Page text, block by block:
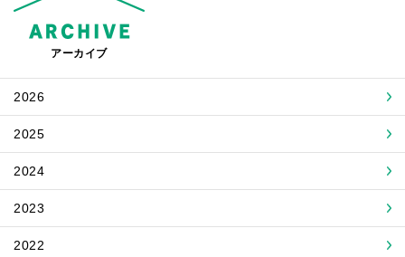
アーカイブ
2026
2025
2024
2023
2022